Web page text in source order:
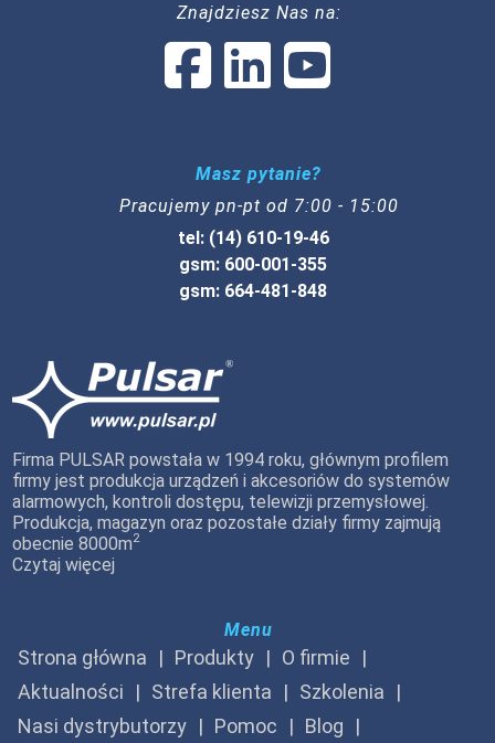
Znajdziesz Nas na:
Masz pytanie?
Pracujemy pn-pt od 7:00 - 15:00
tel: (14) 610-19-46
gsm: 600-001-355
gsm: 664-481-848
Firma PULSAR powstała w 1994 roku, głównym profilem
firmy jest produkcja urządzeń i akcesoriów do systemów
alarmowych, kontroli dostępu, telewizji przemysłowej.
Produkcja, magazyn oraz pozostałe działy firmy zajmują
obecnie 8000m2
Czytaj więcej
Menu
Strona główna Produkty
O firmie
Aktualności
Strefa klienta
Szkolenia
Nasi dystrybutorzy
Pomoc Blog